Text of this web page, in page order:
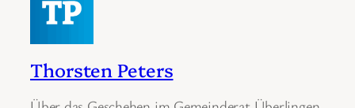
Thorsten Peters